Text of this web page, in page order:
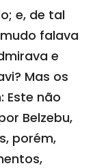
e, de tal
falava
e
Mas os
Este não
Belzebu,
porém,